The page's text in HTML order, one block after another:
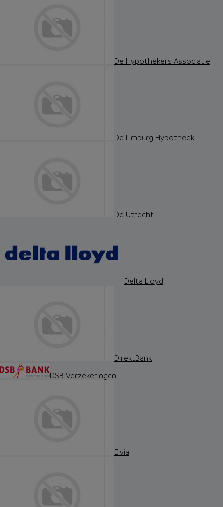
De Hypothekers Associatie
De Limburg Hypotheek
De Utrecht
Delta Lloyd
DirektBank
DSB Verzekeringen
Elvia